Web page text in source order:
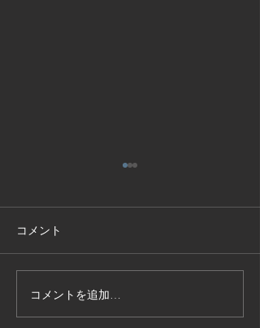
技能実習生１２名入国-フ
ィリピン、ベトナム
コメント
コメントを追加…